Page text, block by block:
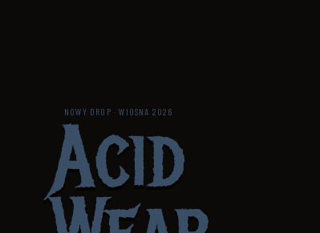
NOWY DROP · WIOSNA 2026
Acid